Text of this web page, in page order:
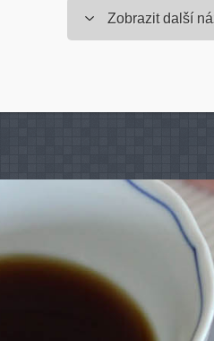
Zobrazit další